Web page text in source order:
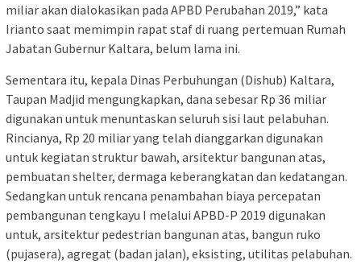
miliar akan dialokasikan pada APBD Perubahan 2019,” kata
Irianto saat memimpin rapat staf di ruang pertemuan Rumah
Jabatan Gubernur Kaltara, belum lama ini.
Sementara itu, kepala Dinas Perbuhungan (Dishub) Kaltara,
Taupan Madjid mengungkapkan, dana sebesar Rp 36 miliar
digunakan untuk menuntaskan seluruh sisi laut pelabuhan.
Rincianya, Rp 20 miliar yang telah dianggarkan digunakan
untuk kegiatan struktur bawah, arsitektur bangunan atas,
pembuatan shelter, dermaga keberangkatan dan kedatangan.
Sedangkan untuk rencana penambahan biaya percepatan
pembangunan tengkayu I melalui APBD-P 2019 digunakan
untuk, arsitektur pedestrian bangunan atas, bangun ruko
(pujasera), agregat (badan jalan), eksisting, utilitas pelabuhan.